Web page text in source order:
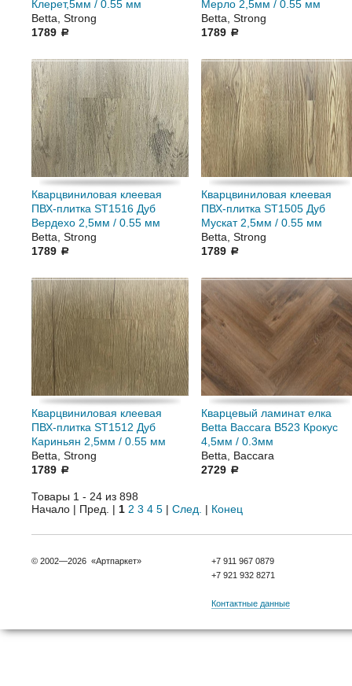
Клерет,5мм / 0.55 мм
Betta, Strong
1789 a
Мерло 2,5мм / 0.55 мм
Betta, Strong
1789 a
Кварцвиниловая клеевая
ПВХ-плитка ST1516 Дуб
Вердехо 2,5мм / 0.55 мм
Betta, Strong
1789 a
Кварцвиниловая клеевая
ПВХ-плитка ST1505 Дуб
Мускат 2,5мм / 0.55 мм
Betta, Strong
1789 a
Кварцвиниловая клеевая
ПВХ-плитка ST1512 Дуб
Кариньян 2,5мм / 0.55 мм
Betta, Strong
1789 a
Кварцевый ламинат елка
Betta Baccara В523 Крокус
4,5мм / 0.3мм
Betta, Baccara
2729 a
Товары 1 - 24 из 898
Начало | Пред. | 1 2 3 4 5 | След. | Конец
© 2002—2026 «Артпаркет»
+7 911 967 0879
+7 921 932 8271
Контактные данные